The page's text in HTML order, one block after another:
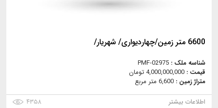
6600 متر زمین/چهاردیواری/ شهریار/
شناسه ملک : PMF-02975
قیمت : 4,000,000,000 تومان
متراژ زمین : 6,600 متر مربع
اطلاعات بیشتر
۴۳۵۸